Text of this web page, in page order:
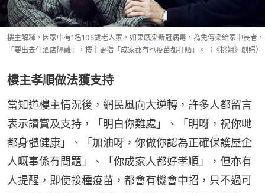
樓主解釋，因家中有1名105歲老人家，如果感染新冠病毒，為免傳染給家中長者，
「要出去住酒店隔離」，樓主更指「成家都有乜疫苗都打晒」。（《桃姐》劇照）
樓主孝順做法獲支持
當知道樓主情況後，網民風向大逆轉，許多人都留言
表示讚賞及支持，「明白你難處」、「明呀，祝你哋
都身體健康」、「加油呀，你做你認為正確保護屋企
人嘅事係冇問題」、「你成家人都好孝順」，但亦有
人提醒，即使接種疫苗，都會有機會中招，只不過可